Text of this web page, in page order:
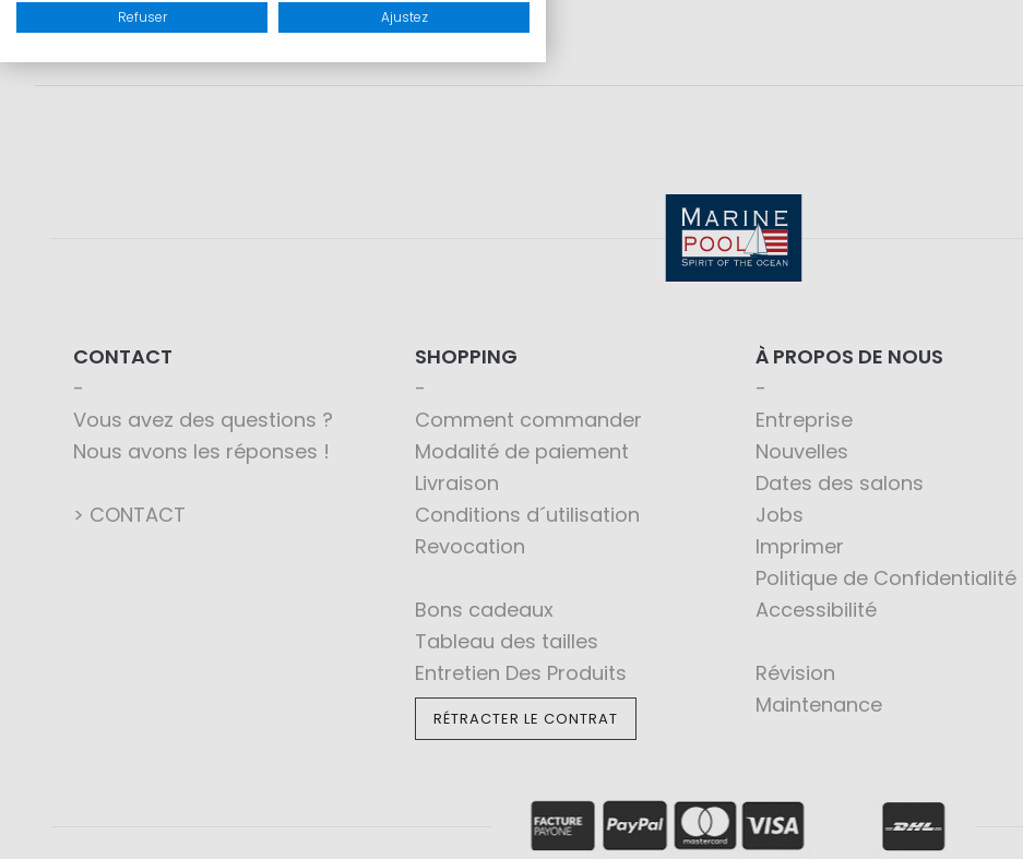
CONTACT
Vous avez des questions ?
Nous avons les réponses !
> CONTACT
SHOPPING
Comment commander
Modalité de paiement
Livraison
Conditions d´utilisation
Revocation
Bons cadeaux
Tableau des tailles
Entretien Des Produits
RÉTRACTER LE CONTRAT
À PROPOS DE NOUS
Entreprise
Nouvelles
Dates des salons
Jobs
Imprimer
Politique de Confidentialité
Accessibilité
Révision
Maintenance
Refuser Ajustez